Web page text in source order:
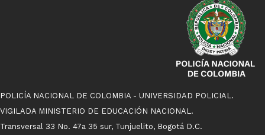
POLICÍA NACIONAL DE COLOMBIA - UNIVERSIDAD POLICIAL.
VIGILADA MINISTERIO DE EDUCACIÓN NACIONAL.
Transversal 33 No. 47a 35 sur, Tunjuelito, Bogotá D.C.